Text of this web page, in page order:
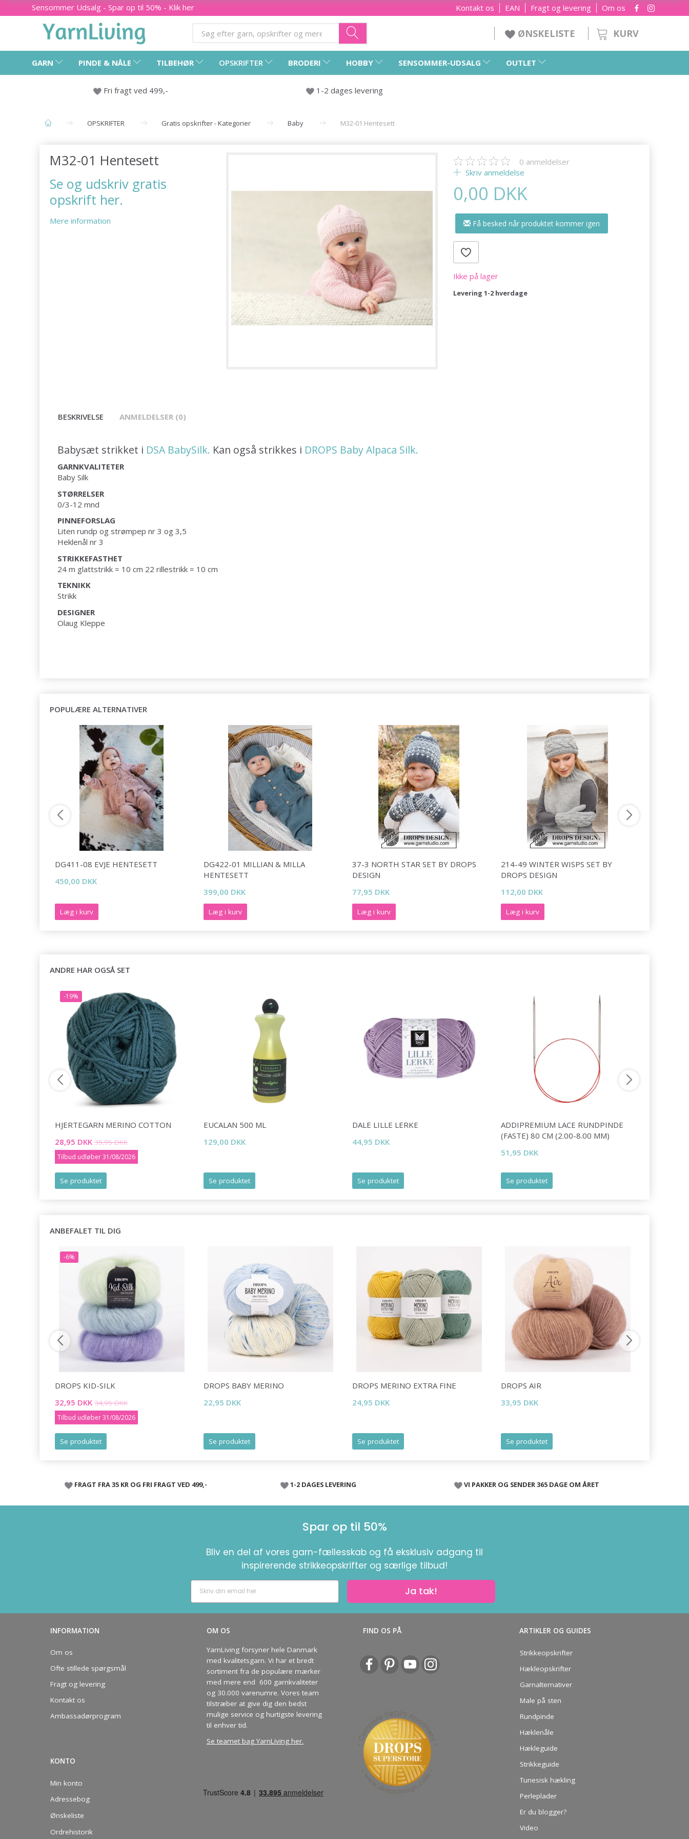
Sensommer Udsalg - Spar op til 50% - Klik her Om os
Fragt og levering
EAN
Kontakt os
KURV
ØNSKELISTE
GARN PINDE & NÅLE TILBEHØR OPSKRIFTER BRODERI HOBBY SENSOMMER-UDSALG OUTLET
Fri fragt ved 499,- 1-2 dages levering
OPSKRIFTER Gratis opskrifter - Kategorier Baby M32-01 Hentesett
M32-01 Hentesett
Se og udskriv gratis
opskrift her.
Mere information
0 anmeldelser
Skriv anmeldelse
0,00 DKK
Få besked når produktet kommer igen
Ikke på lager
Levering 1-2 hverdage
BESKRIVELSE ANMELDELSER (0)
Babysæt strikket i DSA BabySilk. Kan også strikkes i DROPS Baby Alpaca Silk.
GARNKVALITETER
Baby Silk
STØRRELSER
0/3-12 mnd
PINNEFORSLAG
Liten rundp og strømpep nr 3 og 3,5
Heklenål nr 3
STRIKKEFASTHET
24 m glattstrikk = 10 cm 22 rillestrikk = 10 cm
TEKNIKK
Strikk
DESIGNER
Olaug Kleppe
POPULÆRE ALTERNATIVER
DG411-08 EVJE HENTESETT
450,00 DKK
Læg i kurv
DG422-01 MILLIAN & MILLA
HENTESETT
399,00 DKK
Læg i kurv
37-3 NORTH STAR SET BY DROPS
DESIGN
77,95 DKK
Læg i kurv
214-49 WINTER WISPS SET BY
DROPS DESIGN
112,00 DKK
Læg i kurv
ANDRE HAR OGSÅ SET
-19%
HJERTEGARN MERINO COTTON
28,95 DKK 35,95 DKK
Tilbud udløber 31/08/2026
Se produktet
EUCALAN 500 ML
129,00 DKK
Se produktet
DALE LILLE LERKE
44,95 DKK
Se produktet
ADDIPREMIUM LACE RUNDPINDE
(FASTE) 80 CM (2.00-8.00 MM)
51,95 DKK
Se produktet
ANBEFALET TIL DIG
-6%
DROPS KID-SILK
32,95 DKK 34,95 DKK
Tilbud udløber 31/08/2026
Se produktet
DROPS BABY MERINO
22,95 DKK
Se produktet
DROPS MERINO EXTRA FINE
24,95 DKK
Se produktet
DROPS AIR
33,95 DKK
Se produktet
FRAGT FRA 35 KR OG FRI FRAGT VED 499,- 1-2 DAGES LEVERING VI PAKKER OG SENDER 365 DAGE OM ÅRET
Spar op til 50%
Bliv en del af vores garn-fællesskab og få eksklusiv adgang til
inspirerende strikkeopskrifter og særlige tilbud!
Ja tak!
INFORMATION
Om os
Ofte stillede spørgsmål
Fragt og levering
Kontakt os
Ambassadørprogram
KONTO
Min konto
Adressebog
Ønskeliste
Ordrehistorik
OM OS
YarnLiving forsyner hele Danmark
med kvalitetsgarn. Vi har et bredt
sortiment fra de populære mærker
med mere end 600 garnkvaliteter
og 30.000 varenumre. Vores team
tilstræber at give dig den bedst
mulige service og hurtigste levering
til enhver tid.
Se teamet bag YarnLiving her.
FIND OS PÅ ARTIKLER OG GUIDES
Strikkeopskrifter
Hækleopskrifter
Garnalternativer
Male på sten
Rundpinde
Hæklenåle
Hækleguide
Strikkeguide
Tunesisk hækling
Perleplader
Er du blogger?
Video
og få eksklusiv adgang til inspirerende
strikkeopskrifter og særlige tilbud!